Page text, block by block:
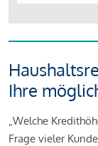
Ihre
„Welche
Frage vieler